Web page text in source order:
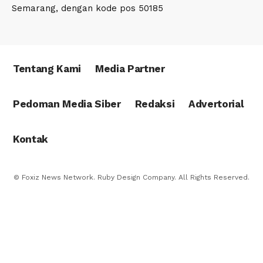
Semarang, dengan kode pos 50185
Tentang Kami Media Partner
Pedoman Media Siber Redaksi Advertorial
Kontak
© Foxiz News Network. Ruby Design Company. All Rights Reserved.